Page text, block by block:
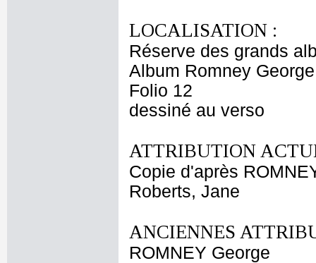
LOCALISATION :
Réserve des grands
Album Romney
Folio 12
dessiné au verso
ATTRIBUTION
Copie d'après
Roberts, Jane
ANCIENNES
ROMNEY George